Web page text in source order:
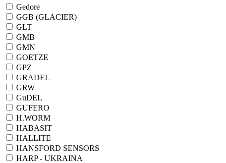
Gedore
GGB (GLACIER)
GLT
GMB
GMN
GOETZE
GPZ
GRADEL
GRW
GuDEL
GUFERO
H.WORM
HABASIT
HALLITE
HANSFORD SENSORS
HARP - UKRAINA